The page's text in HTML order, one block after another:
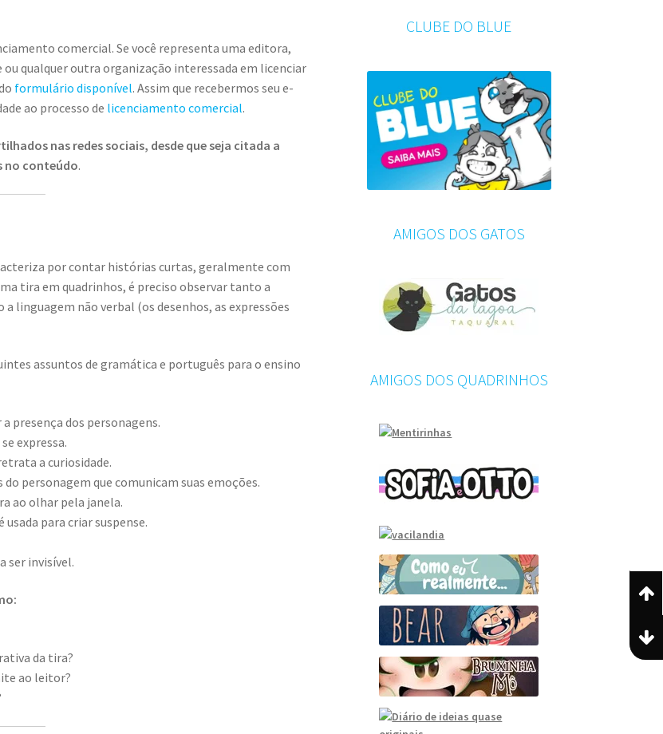
comercial. Se você representa uma editora,
qualquer outra organização interessada em licenciar
formulário disponível. Assim que recebermos seu e-
ao processo de licenciamento comercial.
nas redes sociais, desde que seja citada a
no conteúdo.
por contar histórias curtas, geralmente com
tira em quadrinhos, é preciso observar tanto a
linguagem não verbal (os desenhos, as expressões
assuntos de gramática e português para o ensino
presença dos personagens.
expressa.
a curiosidade.
personagem que comunicam suas emoções.
ao olhar pela janela.
para criar suspense.
ser invisível.
da tira?
ao leitor?
CLUBE DO BLUE
AMIGOS DOS GATOS
AMIGOS DOS QUADRINHOS